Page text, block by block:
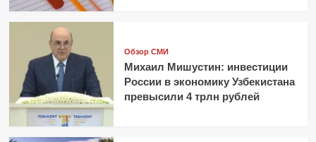
Обзор СМИ
Михаил Мишустин: инвестиции
России в экономику Узбекистана
превысили 4 трлн рублей